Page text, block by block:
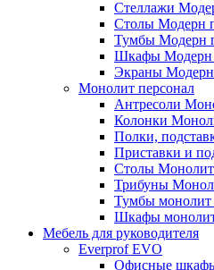
Стеллажи
Столы Модерн
Тумбы Модерн
Шкафы Модерн
Экраны Модерн
Монолит персонал
Антресоли
Колонки
Полки,
Приставки и
Столы Монолит
Трибуны
Тумбы монолит
Шкафы
Мебель для руководителя
Everprof EVO
Офисные